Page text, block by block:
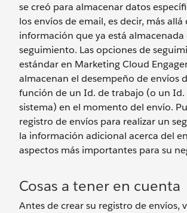
se creó para almacenar datos
los envíos de email, es decir, más allá
información que ya está almacenada
seguimiento. Las opciones de
estándar en Marketing Cloud
almacenan el desempeño de envíos
función de un Id. de trabajo (o un Id.
sistema) en el momento del envío.
registro de envíos para realizar un
la información adicional acerca del
aspectos más importantes para su
Cosas a tener en cuenta
Antes de crear su registro de envíos,